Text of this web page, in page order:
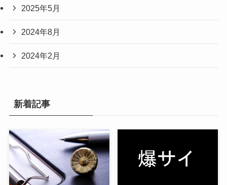
2025年5月
2024年8月
2024年2月
新着記事